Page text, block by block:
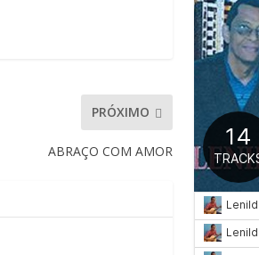
PRÓXIMO
ABRAÇO COM AMOR